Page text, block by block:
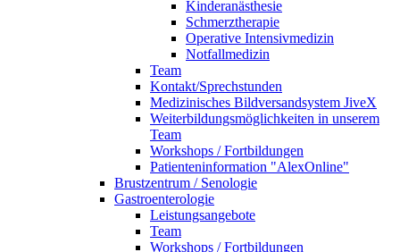
Kinderanästhesie
Schmerztherapie
Operative Intensivmedizin
Notfallmedizin
Team
Kontakt/Sprechstunden
Medizinisches Bildversandsystem JiveX
Weiterbildungsmöglichkeiten in unserem
Team
Workshops / Fortbildungen
Patienteninformation "AlexOnline"
Brustzentrum / Senologie
Gastroenterologie
Leistungsangebote
Team
Workshops / Fortbildungen